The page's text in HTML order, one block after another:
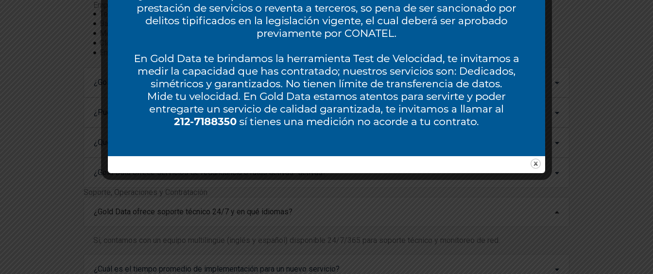
Empresas que dependen de una conectividad estable, segura y de alta velocidad:
Telecom carriers y operadores
Banca, finanzas y seguros
Medios y entretenimiento (streaming, broadcasting)
Cloud providers y data centers
Empresas tecnológicas y de servicios críticos
¿Gold Data ofrece servicios de conectividad dedicados o compartidos?
¿Puedo contratar solo uno de los servicios (como IP Transit o DIA) o paquetes personalizados?
¿Qué tipo de SLA (Service Level Agreement) maneja Gold Data en sus servicios?
¿Gold Data ofrece servicios de redundancia o rutas activas–activas?
Soporte, Operaciones y Contratación
¿Gold Data ofrece soporte técnico 24/7 y en qué idiomas?
Sí, contamos con un equipo multilingüe (inglés y español) disponible 24/7/365 para soporte técnico y monitoreo de red.
¿Cuál es el tiempo promedio de implementación para un nuevo servicio?